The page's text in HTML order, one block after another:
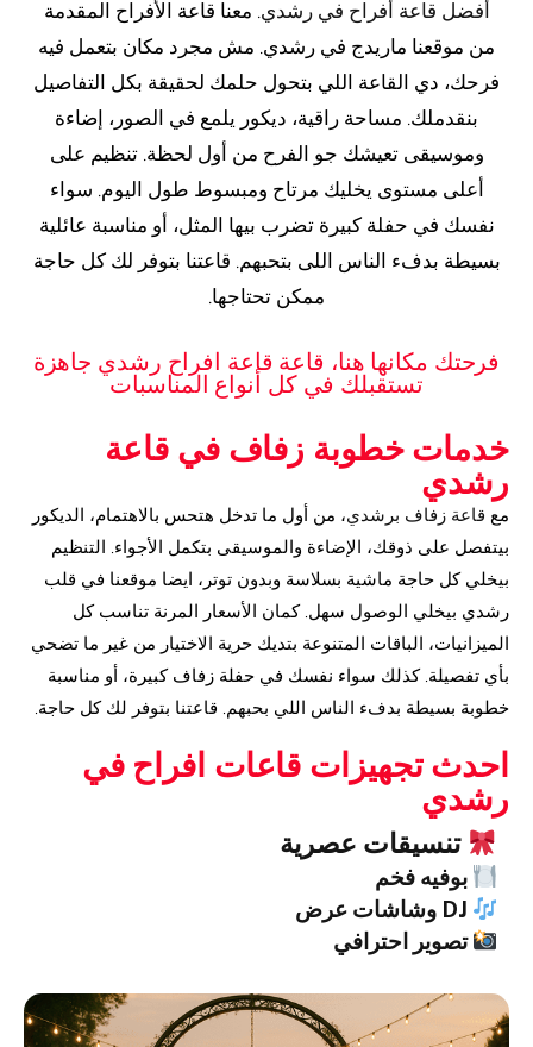
أفضل قاعة أفراح في رشدي. معنا قاعة الأفراح المقدمة
من موقعنا ماريدج في رشدي. مش مجرد مكان بتعمل فيه
فرحك، دي القاعة اللي بتحول حلمك لحقيقة بكل التفاصيل
بنقدملك. مساحة راقية، ديكور يلمع في الصور، إضاءة
وموسيقى تعيشك جو الفرح من أول لحظة. تنظيم على
أعلى مستوى يخليك مرتاح ومبسوط طول اليوم. سواء
نفسك في حفلة كبيرة تضرب بيها المثل، أو مناسبة عائلية
بسيطة بدفء الناس اللى بتحبهم. قاعتنا بتوفر لك كل حاجة
ممكن تحتاجها.
فرحتك مكانها هنا، قاعة قاعة افراح رشدي جاهزة
تستقبلك في كل أنواع المناسبات
خدمات خطوبة زفاف في قاعة
رشدي
مع قاعة زفاف برشدي، من أول ما تدخل هتحس بالاهتمام، الديكور
بيتفصل على ذوقك، الإضاءة والموسيقى بتكمل الأجواء. التنظيم
بيخلي كل حاجة ماشية بسلاسة وبدون توتر، ايضا موقعنا في قلب
رشدي بيخلي الوصول سهل. كمان الأسعار المرنة تناسب كل
الميزانيات، الباقات المتنوعة بتديك حرية الاختيار من غير ما تضحي
بأي تفصيلة. كذلك سواء نفسك في حفلة زفاف كبيرة، أو مناسبة
خطوبة بسيطة بدفء الناس اللي بحبهم. قاعتنا بتوفر لك كل حاجة.
احدث تجهيزات قاعات افراح في
رشدي
تنسيقات عصرية
بوفيه فخم
تصوير احترافي